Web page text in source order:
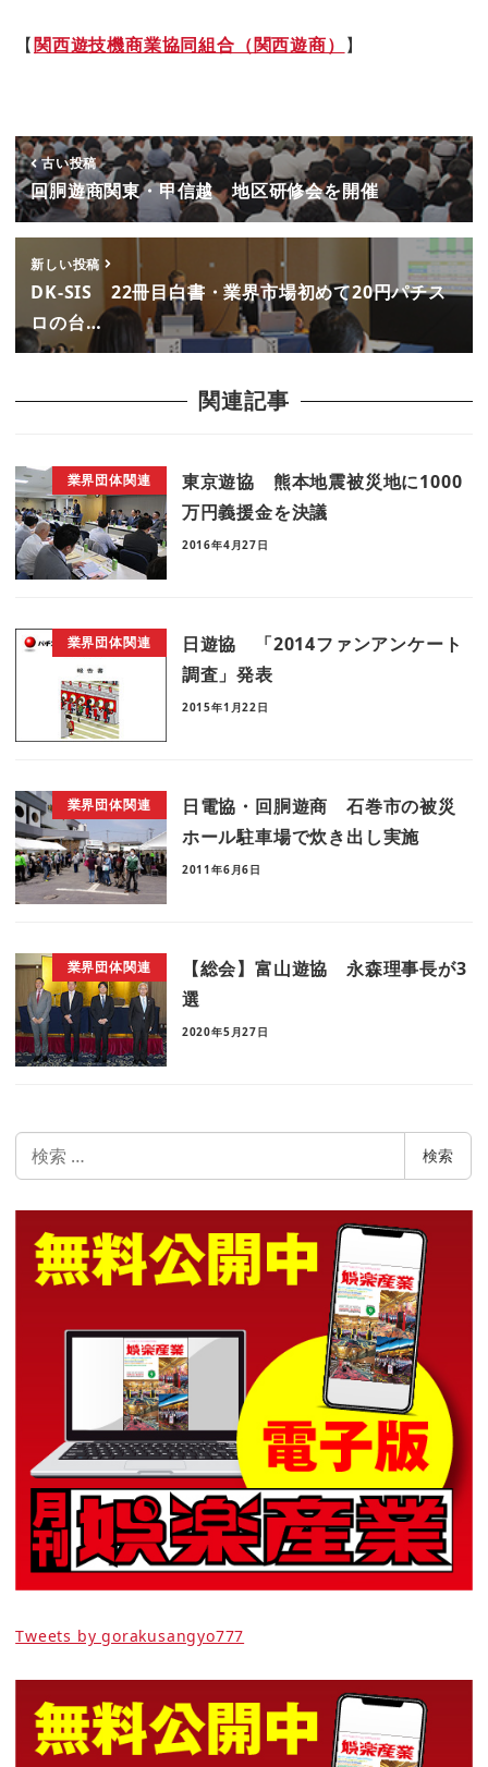
【関西遊技機商業協同組合（関西遊商） 】
古い投稿
回胴遊商関東・甲信越 地区研修会を開催
新しい投稿
DK-SIS 22冊目白書・業界市場初めて20円パチス
ロの台…
関連記事
業界団体関連
東京遊協 熊本地震被災地に1000
万円義援金を決議
2016年4月27日
業界団体関連
日遊協 「2014ファンアンケート
調査」発表
2015年1月22日
業界団体関連
日電協・回胴遊商 石巻市の被災
ホール駐車場で炊き出し実施
2011年6月6日
業界団体関連
【総会】富山遊協 永森理事長が3
選
2020年5月27日
索
検索
Tweets by gorakusangyo777